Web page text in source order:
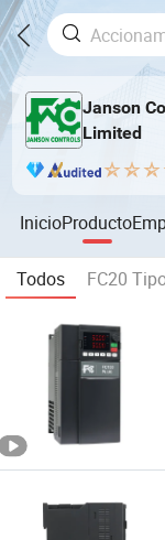
Janson
Limited
InicioProducto
Todos FC20